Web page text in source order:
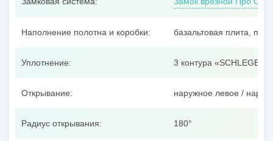
Наполнение полотна и коробки: базальтовая плита,
Уплотнение: 3 контура «SCHLEGEL»
Открывание: наружное левое /
Радиус открывания: 180°